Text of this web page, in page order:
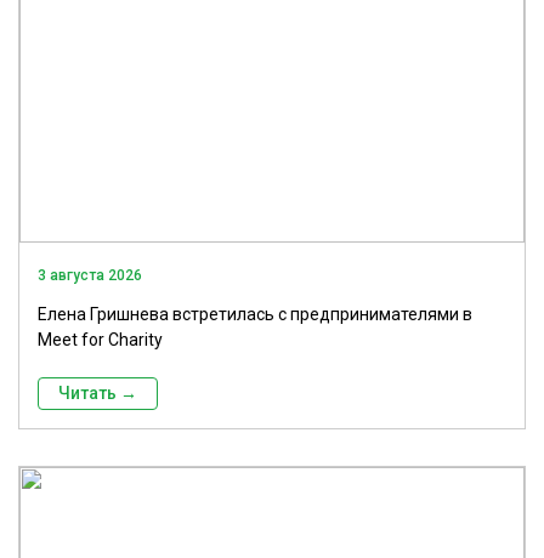
3 августа 2026
Елена Гришнева встретилась с предпринимателями в
Meet for Charity
Читать →